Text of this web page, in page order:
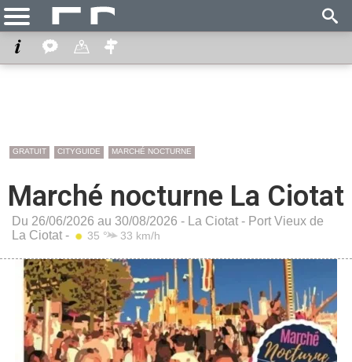
GRATUIT CITYGUIDE MARCHÉ NOCTURNE
Marché nocturne La Ciotat
Du 26/06/2026 au 30/08/2026 - La Ciotat - Port Vieux de
La Ciotat - 35 ° 33 km/h